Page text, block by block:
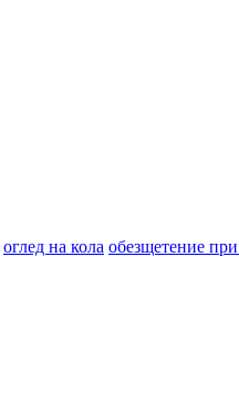
оглед на кола обезщетение